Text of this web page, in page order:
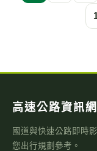
高速公路資訊網
國道與快速公路即時
您出行規劃參考。